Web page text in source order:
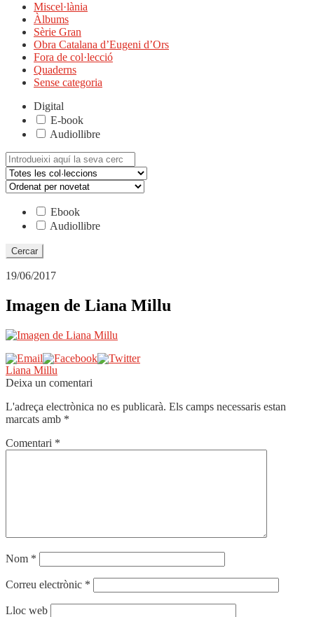
Miscel·lània
Àlbums
Sèrie Gran
Obra Catalana d’Eugeni d’Ors
Fora de col·lecció
Quaderns
Sense categoria
Digital
E-book
Audiollibre
Cerca:
Ebook
Audiollibre
19/06/2017
Imagen de Liana Millu
Navegació
d'entrades
Entrada
anterior:
Liana Millu
Deixa un comentari
L'adreça electrònica no es publicarà. Els camps necessaris estan
marcats amb *
Comentari *
Nom *
Correu electrònic *
Lloc web